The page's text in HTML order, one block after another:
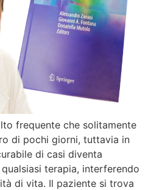
frequente che solitamente
di pochi giorni, tuttavia in
di casi diventa
terapia, interferendo
di vita. Il paziente si trova